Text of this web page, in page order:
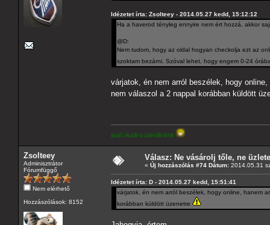
Idézetet írta: Zsolteey - 2014.05.27 kedd, 15:12:12
Ha a haverod tényleg ennyire nem ért hozzá, akkor
@D:
Nem tudom, hogy az oldal hogyan checkolja ezt az
szoktam bezárni. Szóval lehet, hogy engem 0-24
várjatok, én nem arról beszélek, hogy
nem válaszol a 2 nappal korábban küldött
paraméterekkel rendelkező Audira cserélném!
Zsolteey
Adminisztrátor
Fórumfüggő
Nem elérhető
Hozzászólások: 8152
Válasz: Ne vásárolj tőle, ne
« Új hozzászólás #74 Dátum: 2014.05.31
Idézetet írta: D - 2014.05.27 kedd, 15:51:41
várjatok, én nem arról beszélek, hogy online, hanem
korábban küldött üzenetre